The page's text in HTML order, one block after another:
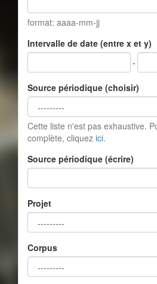
format: aaaa-mm-jj
Intervalle de date (entre x et y)
-
Source périodique (choisir)
Cette liste n'est pas exhaustive.
complète, cliquez ici.
Source périodique (écrire)
Projet
Corpus